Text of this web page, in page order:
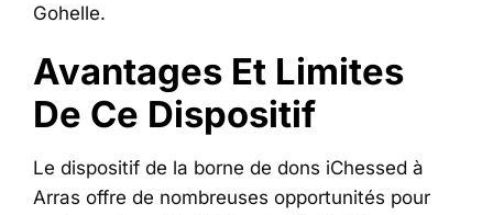
Gohelle.
Avantages Et Limites
De Ce Dispositif
Le dispositif de la borne de dons iChessed à
Arras offre de nombreuses opportunités pour